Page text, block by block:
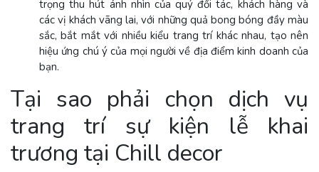
trọng thu hút ánh nhìn của quý đối tác, khách hàng và
các vị khách vãng lai, với những quả bong bóng đầy màu
sắc, bắt mắt với nhiều kiểu trang trí khác nhau, tạo nên
hiệu ứng chú ý của mọi người về địa điểm kinh doanh của
bạn.
Tại sao phải chọn dịch vụ
trang trí sự kiện lễ khai
trương tại Chill decor